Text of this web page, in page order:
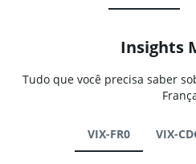
Insights
Tudo que você precisa saber
VIX-FR0 VIX-